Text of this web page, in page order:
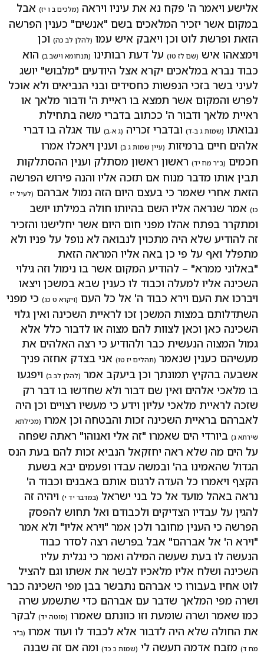
אלישע ויאמר ה' פקח נא את עיניו ויראה (מלכים ב ו יז) אבל
במקום אשר יזכיר המלאכים בשם "אנשים" כענין הפרשה
הזאת ופרשת לוט וכן ויאבק איש עמו (להלן לב כה) וכן
וימצאהו איש (שם לז טו) על דעת רבותינו (תנחומא וישב ב) הוא
כבוד נברא במלאכים יקרא אצל היודעים "מלבוש" יושג
לעיני בשר בזכי הנפשות כחסידים ובני הנביאים ולא אוכל
לפרש והמקום אשר תמצא בו ראיית ה' ודבור מלאך או
ראיית מלאך ודבור ה' ככתוב בדברי משה בתחילת
נבואתו (שמות ג ב-ד) ובדברי זכריה (ג א-ב) עוד אגלה בו דברי
אלהים חיים ברמיזות (עיין שמות ג ב) וענין ויאכלו אמרו
חכמים (ב"ר מח יד) ראשון ראשון מסתלק וענין ההסתלקות
תבין אותו מדבר מנוח אם תזכה אליו והנה פירוש הפרשה
הזאת אחרי שאמר כי בעצם היום הזה נמול אברהם (לעיל יז
כו) אמר שנראה אליו השם בהיותו חולה במילתו יושב
ומתקרר בפתח אהלו מפני חום היום אשר יחלישנו והזכיר
זה להודיע שלא היה מתכוין לנבואה לא נופל על פניו ולא
מתפלל ואף על פי כן באה אליו המראה הזאת
"באלוני ממרא" – להודיע המקום אשר בו נימול וזה גילוי
השכינה אליו למעלה וכבוד לו כענין שבא במשכן ויצאו
ויברכו את העם וירא כבוד ה' אל כל העם (ויקרא ט כג) כי מפני
השתדלותם במצות המשכן זכו לראיית השכינה ואין גלוי
השכינה כאן וכאן לצוות להם מצוה או לדבור כלל אלא
גמול המצוה הנעשית כבר ולהודיע כי רצה האלהים את
מעשיהם כענין שנאמר (תהלים יז טו) אני בצדק אחזה פניך
אשבעה בהקיץ תמונתך וכן ביעקב אמר (להלן לב ב) ויפגעו
בו מלאכי אלהים ואין שם דבור ולא שחדשו בו דבר רק
שזכה לראיית מלאכי עליון וידע כי מעשיו רצויים וכן היה
לאברהם בראיית השכינה זכות והבטחה וכן אמרו (מכילתא
שירתא ג) ביורדי הים שאמרו "זה אלי ואנוהו" ראתה שפחה
על הים מה שלא ראה יחזקאל הנביא זכות להם בעת הנס
הגדול שהאמינו בה' ובמשה עבדו ופעמים יבא בשעת
הקצף ויאמרו כל העדה לרגום אותם באבנים וכבוד ה'
נראה באהל מועד אל כל בני ישראל (במדבר יד י) ויהיה זה
להגין על עבדיו הצדיקים ולכבודם ואל תחוש להפסק
הפרשה כי הענין מחובר ולכן אמר "וירא אליו" ולא אמר
"וירא ה' אל אברהם" אבל בפרשה רצה לסדר כבוד
הנעשה לו בעת שעשה המילה ואמר כי נגלית עליו
השכינה ושלח אליו מלאכיו לבשר את אשתו וגם להציל
לוט אחיו בעבורו כי אברהם נתבשר בבן מפי השכינה כבר
ושרה מפי המלאך שדבר עם אברהם כדי שתשמע שרה
כמו שאמר ושרה שומעת וזו כוונתם שאמרו (סוטה יד) לבקר
את החולה שלא היה לדבור אלא לכבוד לו ועוד אמרו (ב"ר
מח ד) מזבח אדמה תעשה לי (שמות כ כד) ומה אם זה שבנה